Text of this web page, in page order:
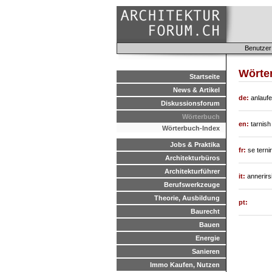
Startseite
News & Artikel
Diskussionsforum
Wörterbuch
Wörterbuch-Index
Jobs & Praktika
Architekturbüros
Architekturführer
Berufswerkzeuge
Theorie, Ausbildung
Baurecht
Bauen
Energie
Sanieren
Immo Kaufen, Nutzen
de:
en: tarnish
fr: se ternir
it: annerirsi
pt: